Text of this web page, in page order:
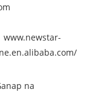
www.newstar-
na